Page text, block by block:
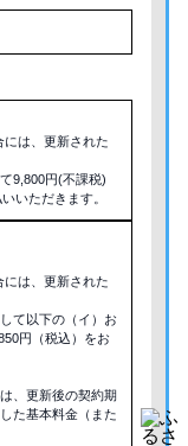
は、更新された
9,800円(不課税)
いただきます。
は、更新された
て以下の（イ）お
円（税込）をお
、更新後の契約期
た基本料金（また